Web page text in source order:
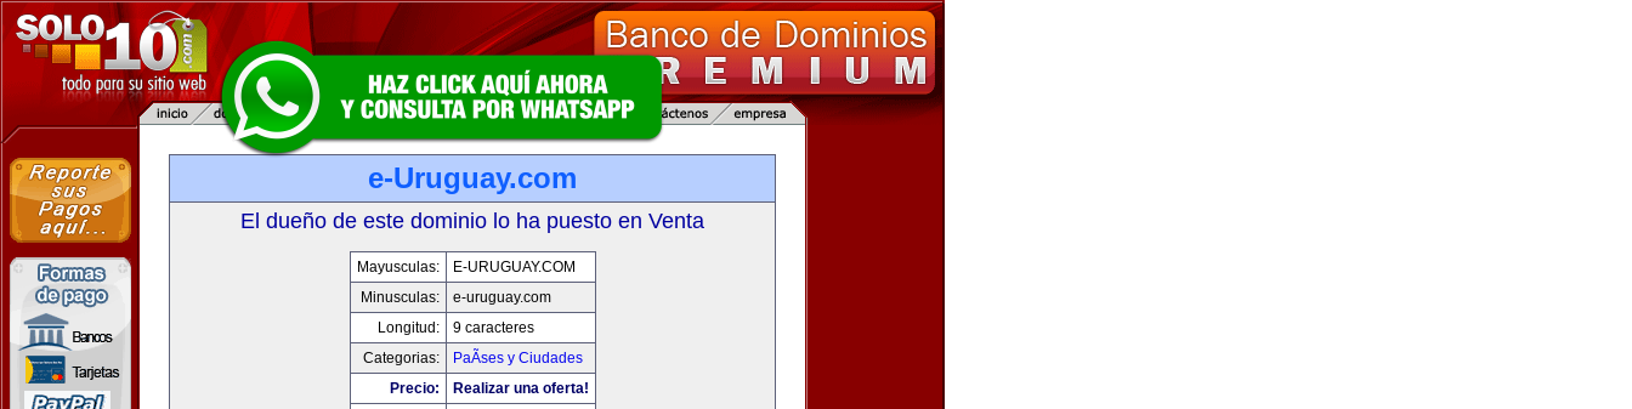
e-Uruguay.com
El dueño de este dominio lo ha puesto en Venta
Mayusculas:
E-URUGUAY.COM
Minusculas:
e-uruguay.com
Longitud:
9 caracteres
Categorias:
PaÃ­ses y Ciudades
Precio:
Realizar una oferta!